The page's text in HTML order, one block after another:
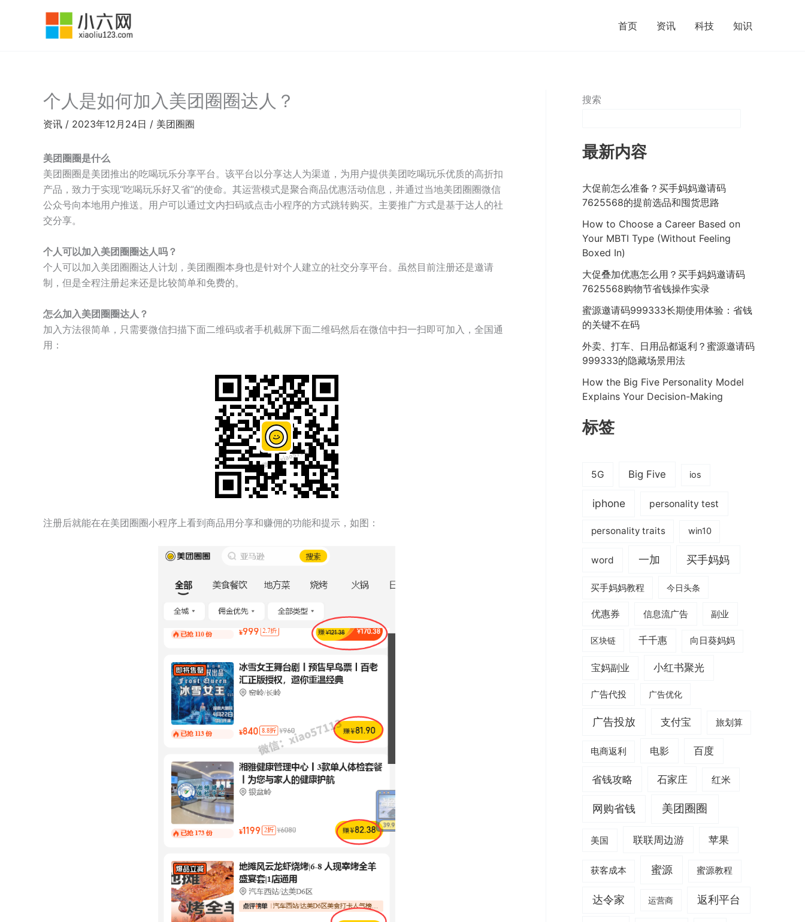
首页 资讯 科技 知识
个人是如何加入美团圈圈达人？
资讯 / 2023年12月24日 / 美团圈圈
美团圈圈是什么
美团圈圈是美团推出的吃喝玩乐分享平台。该平台以分享达人为渠道，为用户提供美团吃喝玩乐优质的高折扣
产品，致力于实现“吃喝玩乐好又省”的使命。其运营模式是聚合商品优惠活动信息，并通过当地美团圈圈微信
公众号向本地用户推送。用户可以通过文内扫码或点击小程序的方式跳转购买。主要推广方式是基于达人的社
交分享。
个人可以加入美团圈圈达人吗？
个人可以加入美团圈圈达人计划，美团圈圈本身也是针对个人建立的社交分享平台。虽然目前注册还是邀请
制，但是全程注册起来还是比较简单和免费的。
怎么加入美团圈圈达人？
加入方法很简单，只需要微信扫描下面二维码或者手机截屏下面二维码然后在微信中扫一扫即可加入，全国通
用：
注册后就能在在美团圈圈小程序上看到商品用分享和赚佣的功能和提示，如图：
搜索
最新内容
大促前怎么准备？买手妈妈邀请码
7625568的提前选品和囤货思路
How to Choose a Career Based on
Your MBTI Type (Without Feeling
Boxed In)
大促叠加优惠怎么用？买手妈妈邀请码
7625568购物节省钱操作实录
蜜源邀请码999333长期使用体验：省钱
的关键不在码
外卖、打车、日用品都返利？蜜源邀请码
999333的隐藏场景用法
How the Big Five Personality Model
Explains Your Decision-Making
标签
5G Big Five ios
iphone personality test
personality traits win10
word 一加 买手妈妈
买手妈妈教程 今日头条
优惠券 信息流广告 副业
区块链 千千惠 向日葵妈妈
宝妈副业 小红书聚光
广告代投 广告优化
广告投放 支付宝 旅划算
电商返利 电影 百度
省钱攻略 石家庄 红米
网购省钱 美团圈圈
美国 联联周边游 苹果
获客成本 蜜源 蜜源教程
达令家 运营商 返利平台